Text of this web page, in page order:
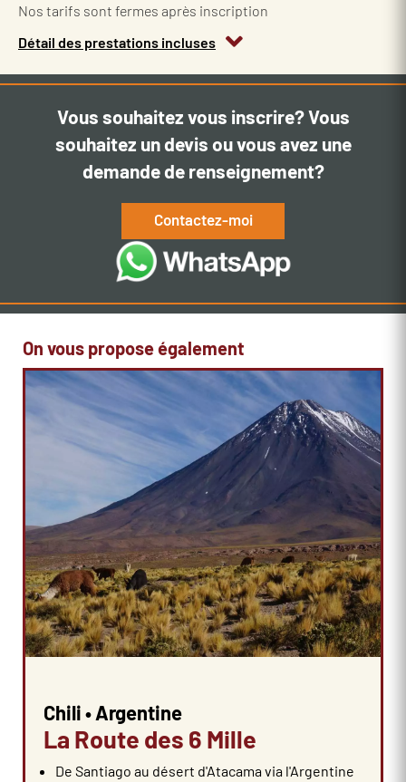
Nos tarifs sont fermes après inscription
Détail des prestations incluses
Vous souhaitez vous inscrire? Vous
souhaitez un devis ou vous avez une
demande de renseignement?
Contactez-moi
On vous propose également
Chili • Argentine
La Route des 6 Mille
De Santiago au désert d'Atacama via l'Argentine